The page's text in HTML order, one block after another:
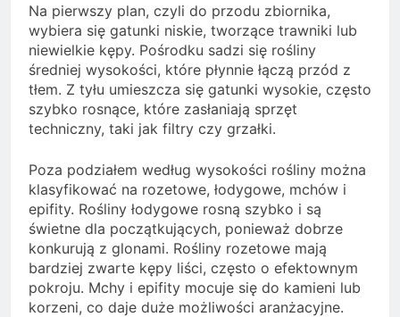
Na pierwszy plan, czyli do przodu zbiornika,
wybiera się gatunki niskie, tworzące trawniki lub
niewielkie kępy. Pośrodku sadzi się rośliny
średniej wysokości, które płynnie łączą przód z
tłem. Z tyłu umieszcza się gatunki wysokie, często
szybko rosnące, które zasłaniają sprzęt
techniczny, taki jak filtry czy grzałki.
Poza podziałem według wysokości rośliny można
klasyfikować na rozetowe, łodygowe, mchów i
epifity. Rośliny łodygowe rosną szybko i są
świetne dla początkujących, ponieważ dobrze
konkurują z glonami. Rośliny rozetowe mają
bardziej zwarte kępy liści, często o efektownym
pokroju. Mchy i epifity mocuje się do kamieni lub
korzeni, co daje duże możliwości aranżacyjne.